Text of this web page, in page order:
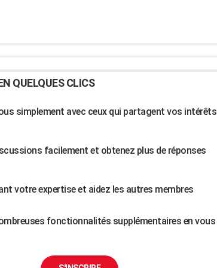
QUELQUES CLICS
simplement avec ceux qui partagent vos intérêts
facilement et obtenez plus de réponses
votre expertise et aidez les autres membres
fonctionnalités supplémentaires en vous